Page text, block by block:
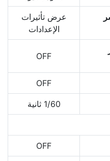
عرض تأثيرات
الإعدادات
OFF
OFF
1‎/60 ثانية
OFF